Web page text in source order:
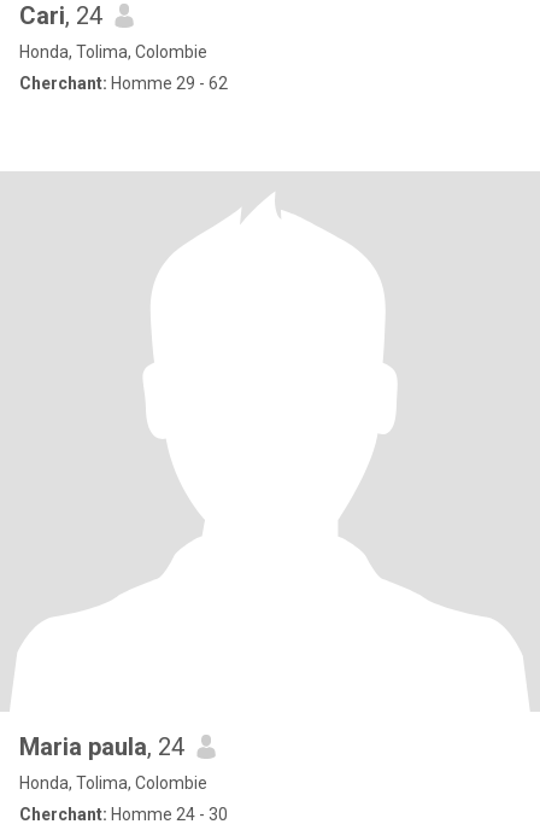
Cari, 24
Honda, Tolima, Colombie
Cherchant: Homme 29 - 62
Maria paula, 24
Honda, Tolima, Colombie
Cherchant: Homme 24 - 30